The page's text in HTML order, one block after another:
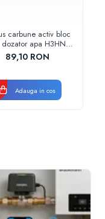
carbune activ bloc
dozator apa H3HNC
Valhoh Valrom
89,10 RON
Adauga in cos